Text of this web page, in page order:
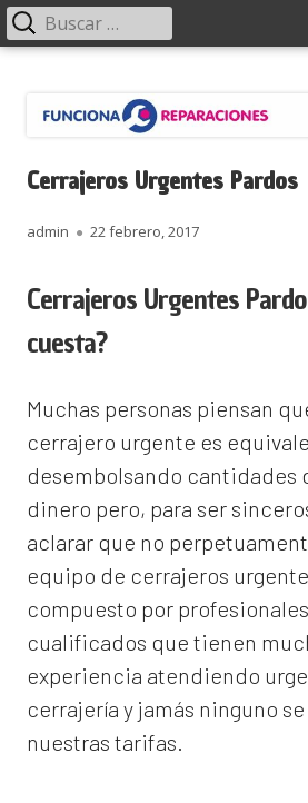
contenido
Menú
principal Buscar:
Cerrajeros Urgentes Pardos
Autor
admin
Publicado
22 febrero, 2017
Cerrajeros Urgentes
cuesta?
Muchas personas piensan
cerrajero urgente es
desembolsando cantidades
dinero pero, para ser
aclarar que no
equipo de cerrajeros
compuesto por
cualificados que tienen
experiencia atendiendo
cerrajería y jamás ninguno
nuestras tarifas.